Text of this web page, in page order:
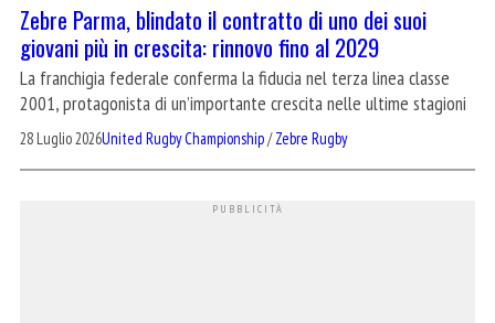
Zebre Parma, blindato il contratto di uno dei suoi
giovani più in crescita: rinnovo fino al 2029
La franchigia federale conferma la fiducia nel terza linea classe
2001, protagonista di un’importante crescita nelle ultime stagioni
28 Luglio 2026United Rugby Championship/Zebre Rugby